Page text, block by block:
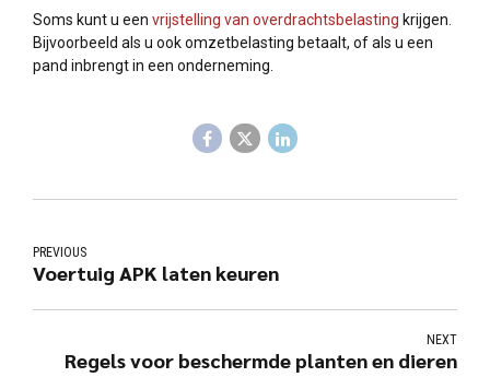
Soms kunt u een vrijstelling van overdrachtsbelasting krijgen.
Bijvoorbeeld als u ook omzetbelasting betaalt, of als u een
pand inbrengt in een onderneming.
PREVIOUS
Voertuig APK laten keuren
NEXT
Regels voor beschermde planten en dieren